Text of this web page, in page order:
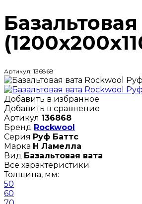
Артикул: 136868
Добавить в избранное
Добавить в сравнение
Артикул 136868
Бренд Rockwool
Серия Руф Баттс
Марка Н Ламелла
Вид Базальтовая вата
Все характеристики
Толщина, мм:
50
60